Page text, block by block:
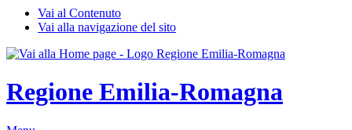
Vai al Contenuto
Vai alla navigazione del sito
Regione Emilia-Romagna